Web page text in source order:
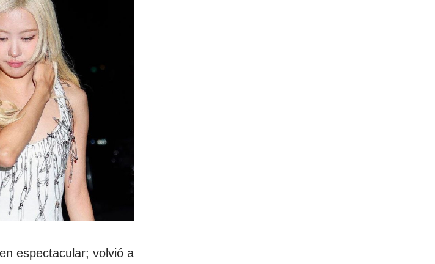
espectacular; volvió a